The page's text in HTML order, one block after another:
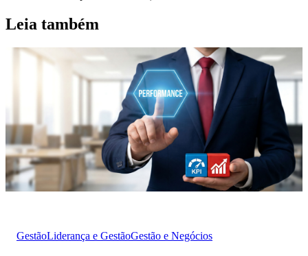
Leia também
GestãoLiderança e GestãoGestão e Negócios